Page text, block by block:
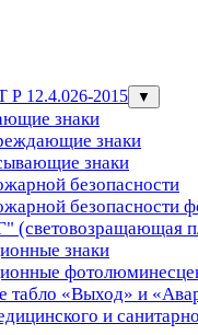
Р 12.4.026-2015 ▼
знаки
знаки
знаки
безопасности
безопасности
(световозращающая
знаки
табло «Выход» и
и